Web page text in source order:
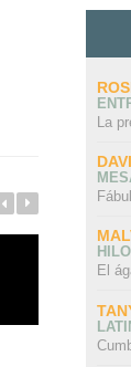
DIEZ
La
El